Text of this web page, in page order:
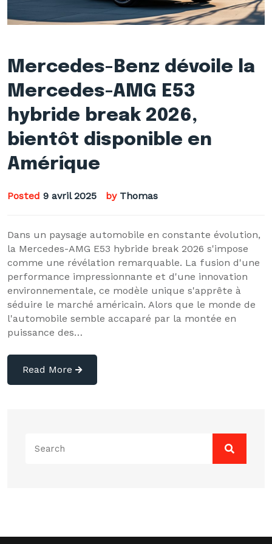
Mercedes-Benz dévoile la
Mercedes-AMG E53
hybride break 2026,
bientôt disponible en
Amérique
Posted 9 avril 2025 by Thomas
Dans un paysage automobile en constante évolution,
la Mercedes-AMG E53 hybride break 2026 s'impose
comme une révélation remarquable. La fusion d'une
performance impressionnante et d'une innovation
environnementale, ce modèle unique s'apprête à
séduire le marché américain. Alors que le monde de
l'automobile semble accaparé par la montée en
puissance des…
Read More
for: